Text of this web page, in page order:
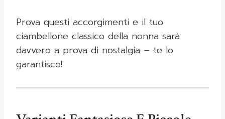
Prova questi accorgimenti e il tuo
ciambellone classico della nonna sarà
davvero a prova di nostalgia – te lo
garantisco!